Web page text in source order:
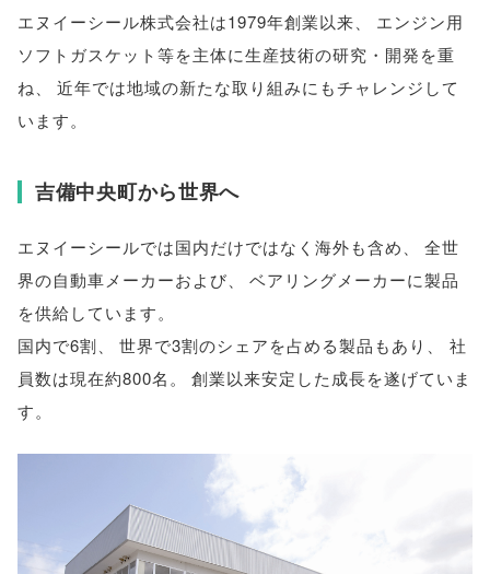
エヌイーシール株式会社は1979年創業以来
エンジン用
ソフトガスケット等を主体に生産技術の研究・開発を重
ね
近年では地域の新たな取り組みにもチャレンジして
います。
吉備中央町から世界へ
エヌイーシールでは国内だけではなく海外も含め
全世
界の自動車メーカーおよび
ベアリングメーカーに製品
を供給しています。
国内で6割
世界で3割のシェアを占める製品もあり
社
員数は現在約800名 。
創業以来安定した成長を遂げていま
す。